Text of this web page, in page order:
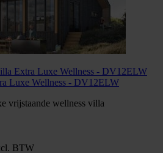
Extra Luxe Wellness - DV12ELW
Luxe Wellness - DV12ELW
vrijstaande wellness villa
BTW